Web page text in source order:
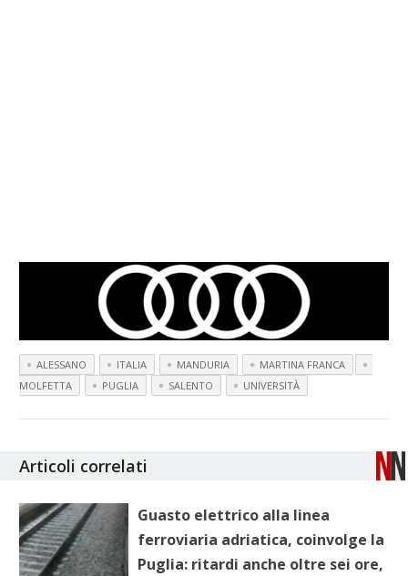
ALESSANO ITALIA MANDURIA
MARTINA FRANCA
MOLFETTA
PUGLIA SALENTO UNIVERSITÀ
Articoli correlati
Guasto elettrico alla linea
ferroviaria adriatica, coinvolge la
Puglia: ritardi anche oltre sei ore,